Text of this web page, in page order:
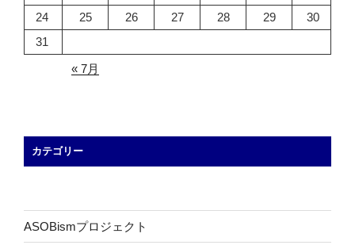
24
25 26 27 28 29
30
31
« 7月
カテゴリー
ASOBismプロジェクト